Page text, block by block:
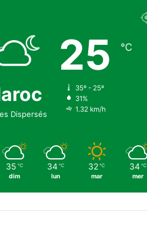
Dispersés
25 ℃
35º - 25º
31%
1.32 km/h
35 ℃
dim
34 ℃
lun
32 ℃
mar
34 ℃
mer